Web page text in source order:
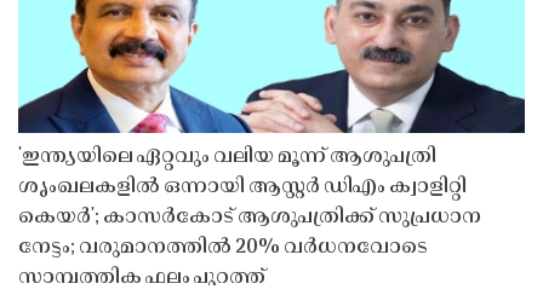
'ഇന്ത്യയിലെ ഏറ്റവും വലിയ മൂന്ന് ആശുപത്രി
ശൃംഖലകളിൽ ഒന്നായി ആസ്റ്റർ ഡിഎം ക്വാളിറ്റി
കെയർ'; കാസർകോട് ആശുപത്രിക്ക് സുപ്രധാന
നേട്ടം; വരുമാനത്തിൽ 20% വർധനവോടെ
സാമ്പത്തിക ഫലം പുറത്ത്